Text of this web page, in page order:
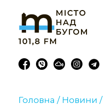
Головна / Новини /